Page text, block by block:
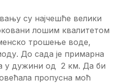
су најчешће велики
лошим квалитетом
трошење воде,
До сада је примарна
у дужини од 2 км. Да би
пропусна моћ